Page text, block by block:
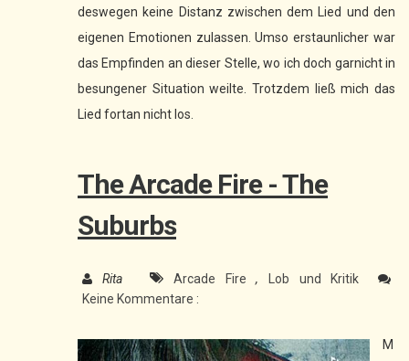
deswegen keine Distanz zwischen dem Lied und den
eigenen Emotionen zulassen. Umso erstaunlicher war
das Empfinden an dieser Stelle, wo ich doch garnicht in
besungener Situation weilte. Trotzdem ließ mich das
Lied fortan nicht los.
The Arcade Fire - The
Suburbs
Rita Arcade Fire,
Lob und Kritik
Keine Kommentare :
M